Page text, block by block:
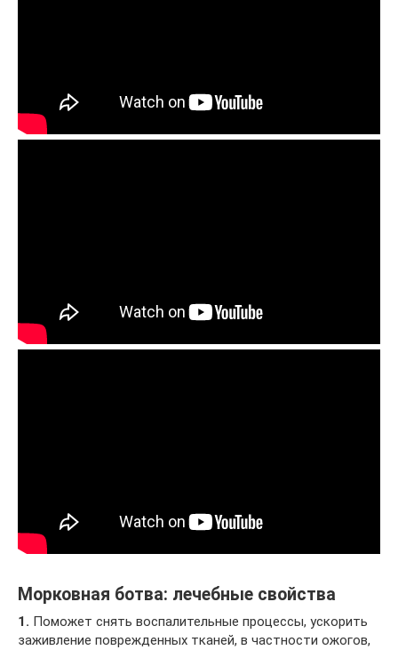
Морковная ботва: лечебные свойства
1. Поможет снять воспалительные процессы, ускорить
заживление поврежденных тканей, в частности ожогов,